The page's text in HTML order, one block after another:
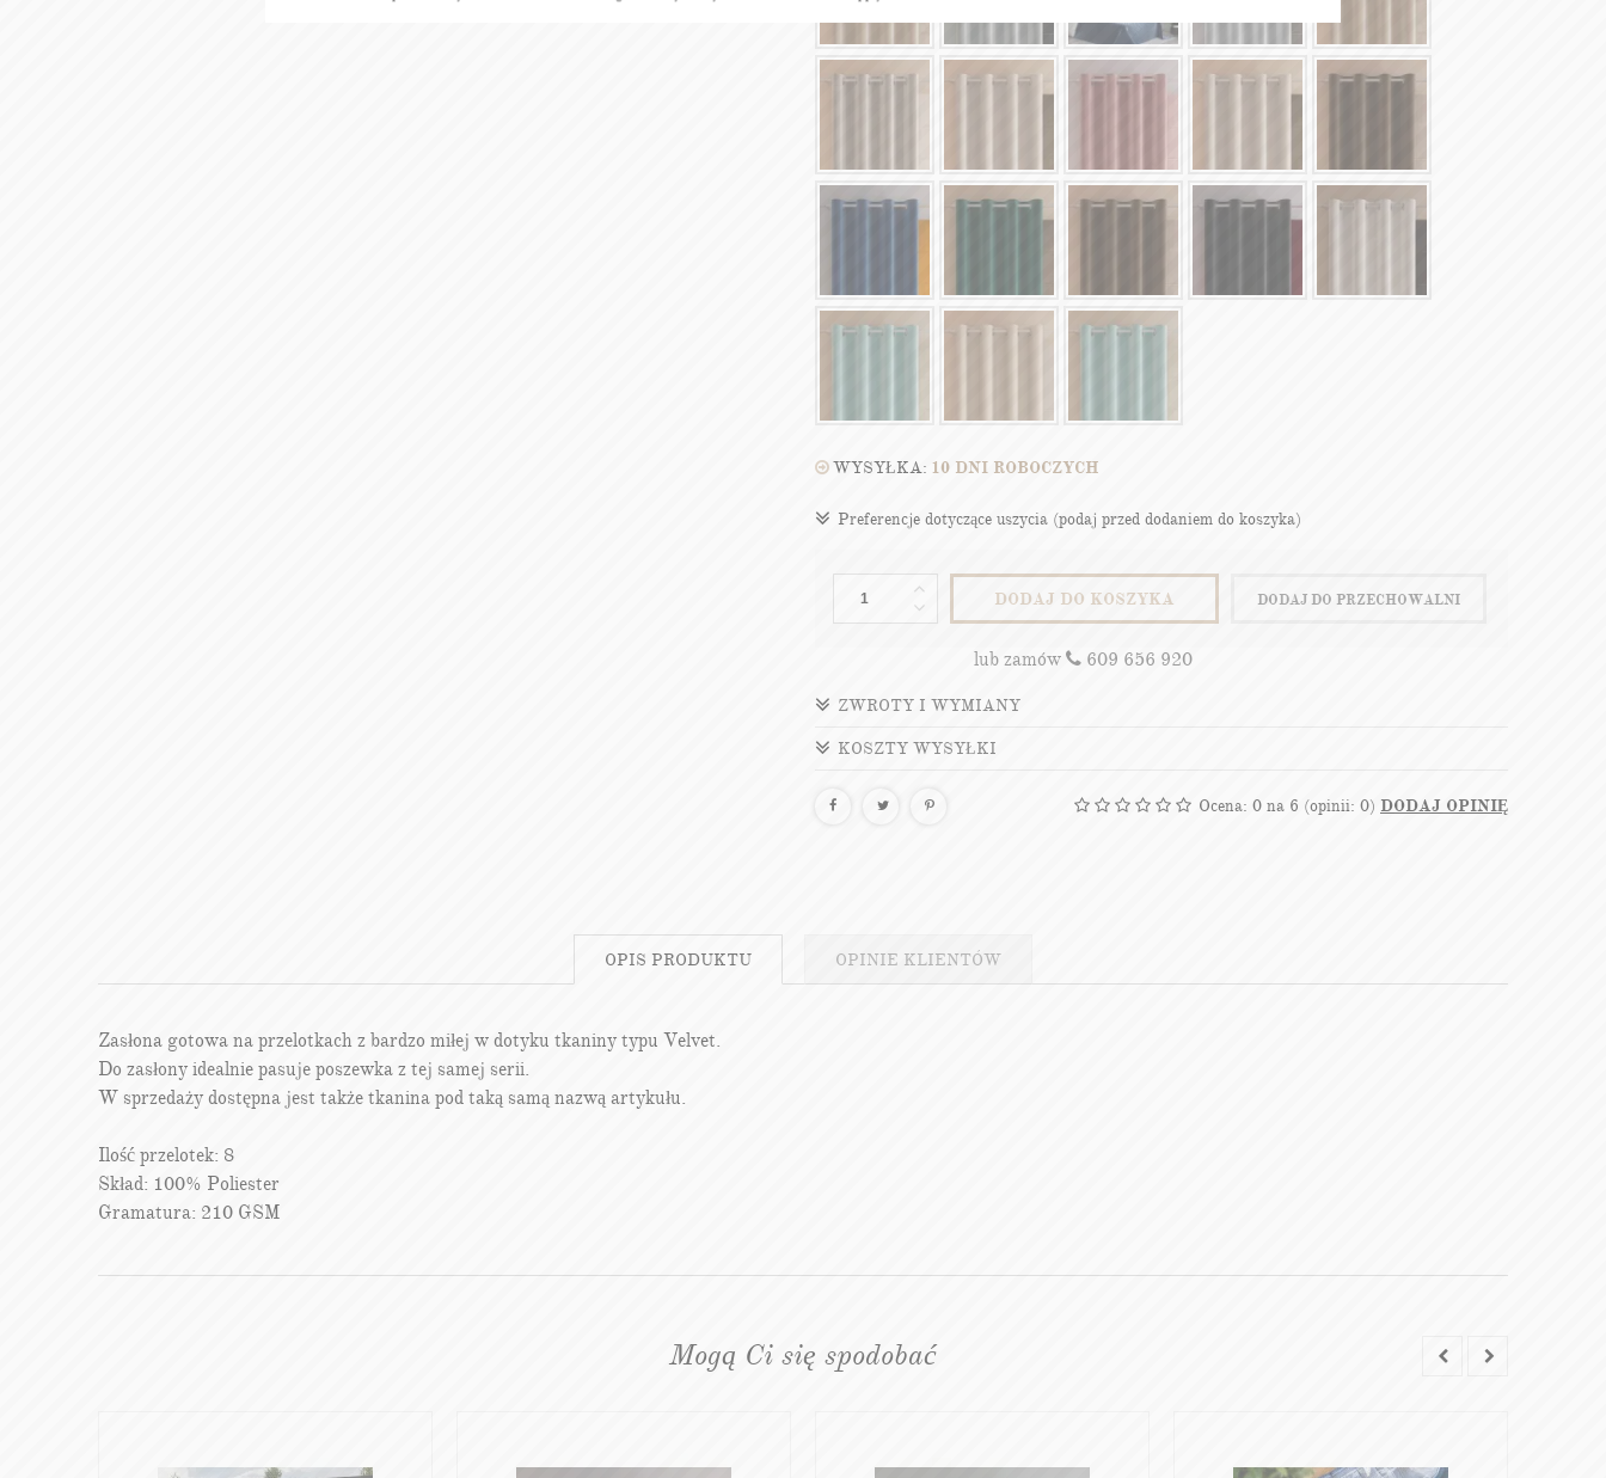
WYSYŁKA: 10 DNI ROBOCZYCH
Preferencje dotyczące uszycia (podaj przed dodaniem do koszyka)
DODAJ DO KOSZYKA DODAJ DO PRZECHOWALNI
lub zamów 609 656 920
ZWROTY I WYMIANY
KOSZTY WYSYŁKI
Ocena: 0 na 6 (opinii: 0) DODAJ OPINIĘ
OPIS PRODUKTU OPINIE KLIENTÓW
Zasłona gotowa na przelotkach z bardzo miłej w dotyku tkaniny typu Velvet.
Do zasłony idealnie pasuje poszewka z tej samej serii.
W sprzedaży dostępna jest także tkanina pod taką samą nazwą artykułu.
Ilość przelotek: 8
Skład: 100% Poliester
Gramatura: 210 GSM
Mogą Ci się spodobać